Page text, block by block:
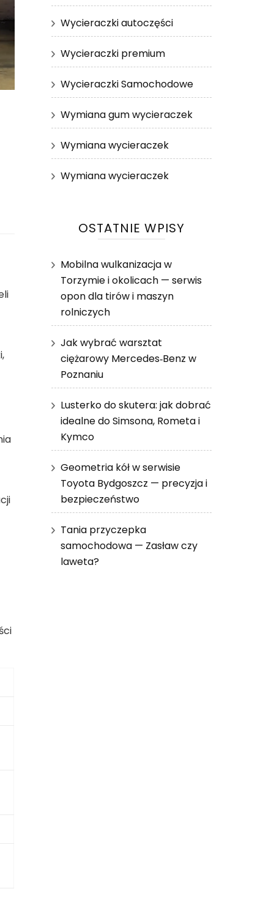
Wycieraczki autoczęści
Wycieraczki premium
Wycieraczki Samochodowe
Wymiana gum wycieraczek
Wymiana wycieraczek
Wymiana wycieraczek
OSTATNIE WPISY
Mobilna wulkanizacja w
Torzymie i okolicach — serwis
opon dla tirów i maszyn
rolniczych
Jak wybrać warsztat
ciężarowy Mercedes‑Benz w
Poznaniu
Lusterko do skutera: jak dobrać
idealne do Simsona, Rometa i
Kymco
Geometria kół w serwisie
Toyota Bydgoszcz — precyzja i
bezpieczeństwo
Tania przyczepka
samochodowa — Zasław czy
laweta?